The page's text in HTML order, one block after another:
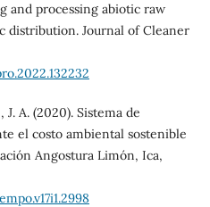
and processing abiotic raw
distribution. Journal of Cleaner
A. (2020). Sistema de
el costo ambiental sostenible
Angostura Limón, Ica,